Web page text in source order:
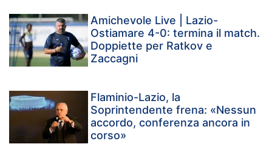
Amichevole Live | Lazio-
Ostiamare 4-0: termina il match.
Doppiette per Ratkov e
Zaccagni
Flaminio-Lazio, la
Soprintendente frena: «Nessun
accordo, conferenza ancora in
corso»